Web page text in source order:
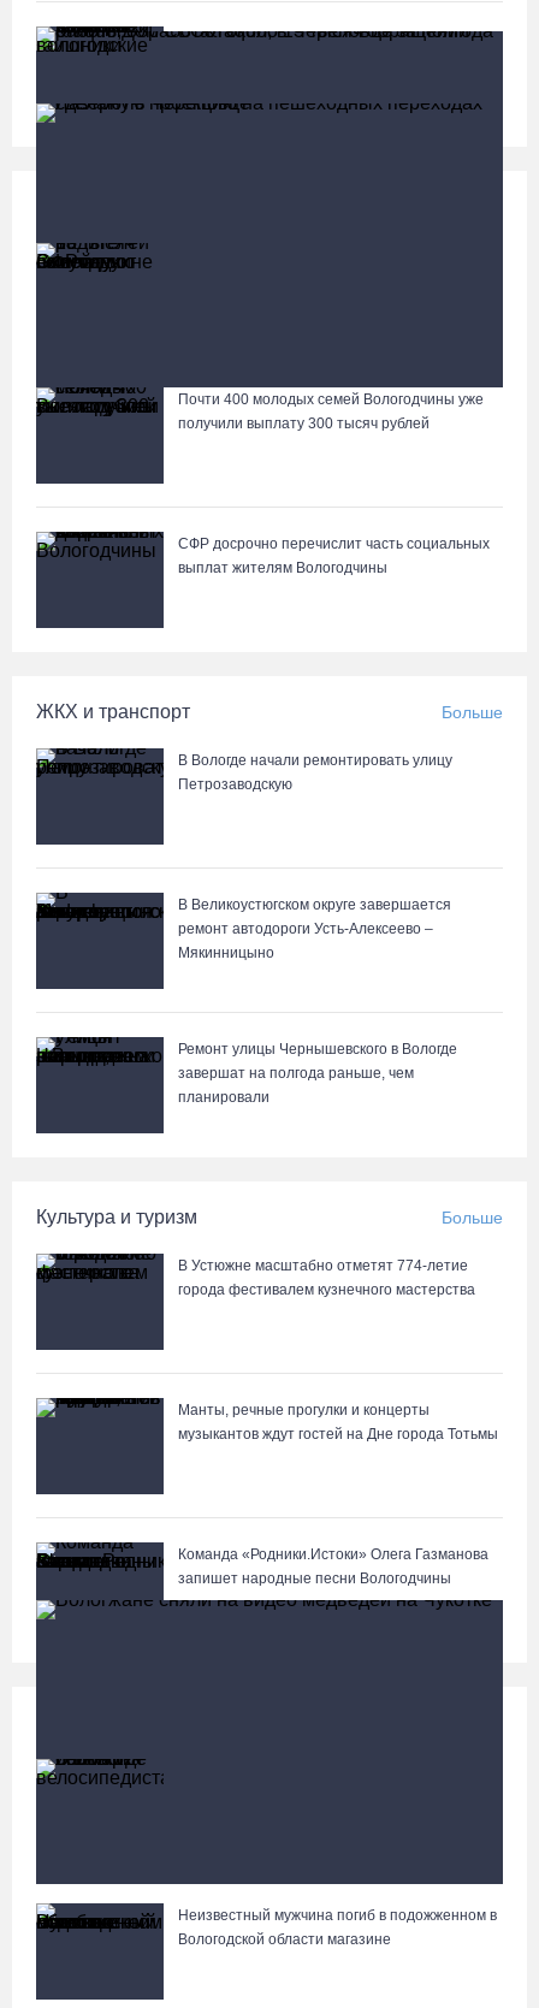
Лазерную проекцию на пешеходных переходах сделают в
Вологжане сняли на видео медведей на Чукотке
Семерых пьяных водителей и 34 без прав
Почти 400 молодых семей Вологодчины уже
получили выплату 300 тысяч рублей
СФР досрочно перечислит часть социальных
выплат жителям Вологодчины
ЖКХ и транспорт Больше
В Вологде начали ремонтировать улицу
Петрозаводскую
В Великоустюгском округе завершается
ремонт автодороги Усть-Алексеево –
Мякинницыно
Ремонт улицы Чернышевского в Вологде
завершат на полгода раньше, чем
планировали
Культура и туризм Больше
В Устюжне масштабно отметят 774-летие
города фестивалем кузнечного мастерства
Манты, речные прогулки и концерты
музыкантов ждут гостей на Дне города Тотьмы
Команда «Родники.Истоки» Олега Газманова
запишет народные песни Вологодчины
Неизвестный мужчина погиб в подожженном в
Вологодской области магазине